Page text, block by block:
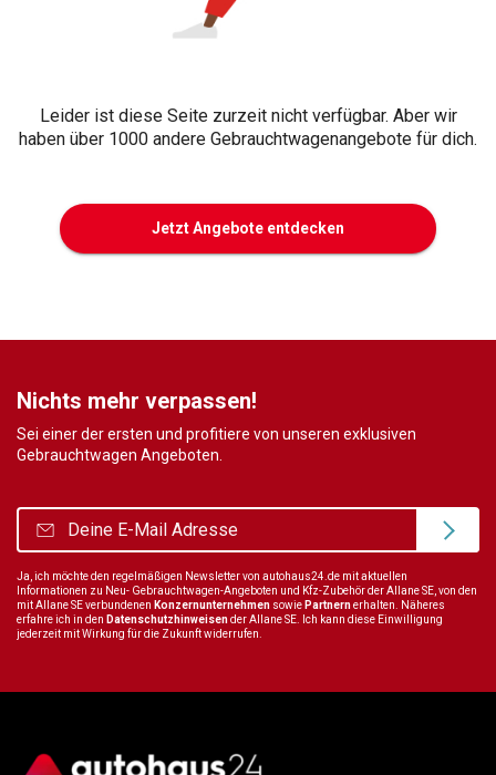
Leider ist diese Seite zurzeit nicht verfügbar. Aber wir
haben über 1000 andere Gebrauchtwagenangebote für dich.
Jetzt Angebote entdecken
Nichts mehr verpassen!
Sei einer der ersten und profitiere von unseren exklusiven
Gebrauchtwagen Angeboten.
Ja, ich möchte den regelmäßigen Newsletter von autohaus24.de mit aktuellen
Informationen zu Neu- Gebrauchtwagen-Angeboten und Kfz-Zubehör der Allane SE, von den
mit Allane SE verbundenen Konzernunternehmen sowie Partnernerhalten. Näheres
erfahre ich in den Datenschutzhinweisender Allane SE. Ich kann diese Einwilligung
jederzeit mit Wirkung für die Zukunft widerrufen.